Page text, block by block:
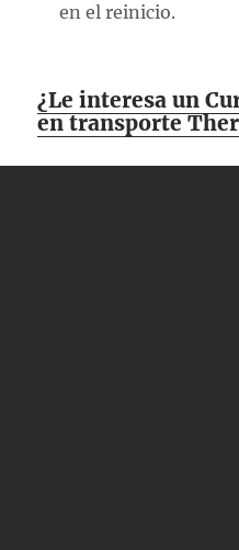
en el reinicio.
¿Le interesa un
en transporte